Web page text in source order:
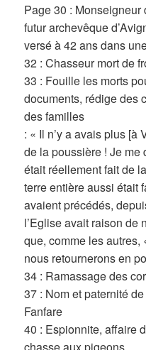
Page 30 :
futur archevêque
versé à 42 ans dans
32 : Chasseur mort de
33 : Fouille les morts
documents, rédige des
des familles
: « Il n’y a avais plus [à
de la poussière ! Je
était réellement fait de
terre entière aussi était
avaient précédés,
l’Eglise avait raison de
que, comme les
nous retournerons en
34 : Ramassage des
37 : Nom et paternité
Fanfare
40 : Espionnite, affaire